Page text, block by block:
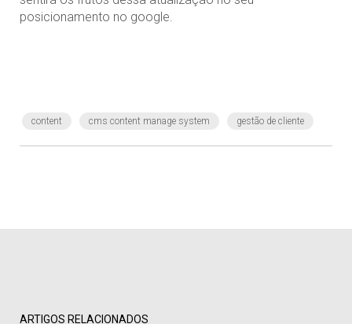
posicionamento no google.
content cms content manage system gestão de cliente
ARTIGOS RELACIONADOS